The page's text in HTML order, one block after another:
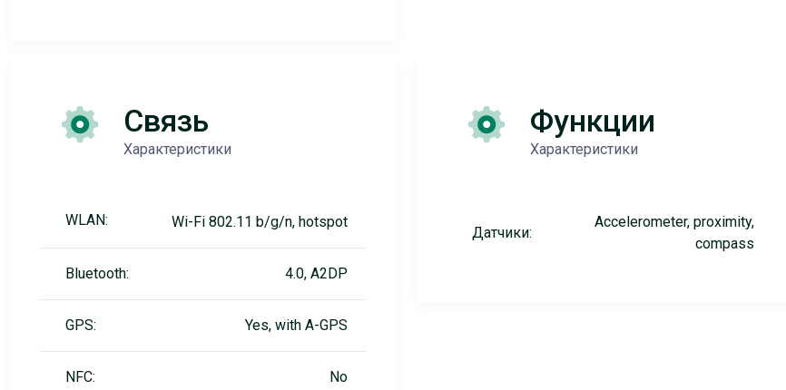
Связь
Характеристики
WLAN: Wi-Fi 802.11 b/g/n, hotspot
Bluetooth: 4.0, A2DP
GPS: Yes, with A-GPS
NFC: No
Функции
Характеристики
Датчики:
Accelerometer, proximity,
compass